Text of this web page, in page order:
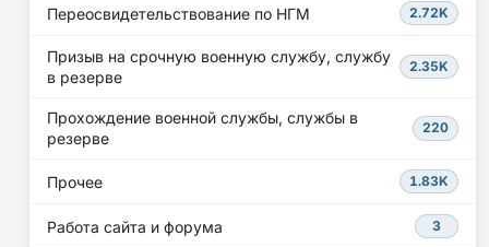
Переосвидетельствование по НГМ 2.72K
Призыв на срочную военную службу, службу
в резерве
2.35K
Прохождение военной службы, службы в
резерве
220
Прочее 1.83K
Работа сайта и форума 3